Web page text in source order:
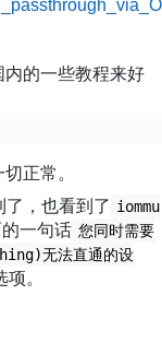
的一些教程来好
正常。
，也看到了 iommu
一句话 您同时需要
无法直通的设
。